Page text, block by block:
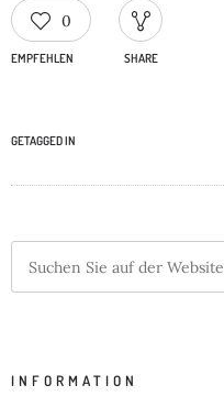
0
EMPFEHLEN SHARE
GETAGGED IN
INFORMATION